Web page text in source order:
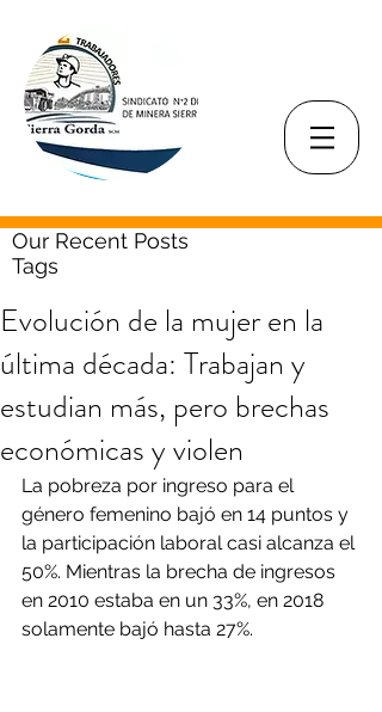
Our Recent Posts
Tags
Evolución de la mujer en la
última década: Trabajan y
estudian más, pero brechas
económicas y violen
La pobreza por ingreso para el
género femenino bajó en 14 puntos y
la participación laboral casi alcanza el
50%. Mientras la brecha de ingresos
en 2010 estaba en un 33%, en 2018
solamente bajó hasta 27%.